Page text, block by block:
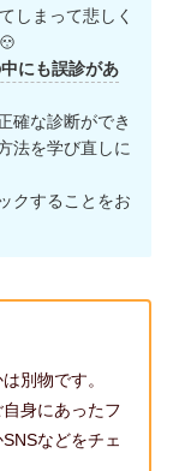
しまって悲しく
にも誤診があ
確な診断ができ
法を学び直しに
クすることをお
別物です。
身にあったフ
などをチェ